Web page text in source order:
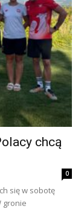
chcą
0
się w sobotę
gronie